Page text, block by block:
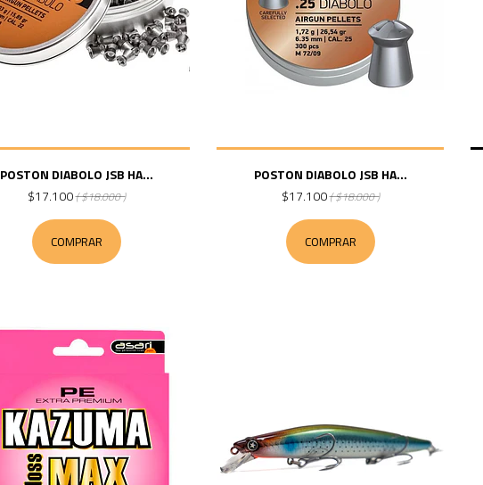
POSTON DIABOLO JSB HA...
$17.100( $18.000 )
COMPRAR
POSTON DIABOLO JSB HA...
$17.100( $18.000 )
COMPRAR